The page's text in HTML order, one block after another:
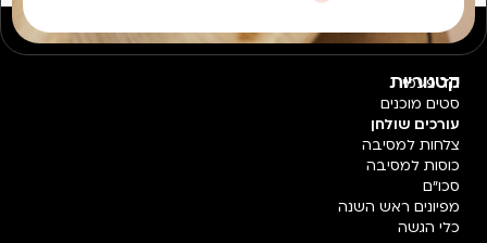
קטגוריות
חד פעמי
סטים מוכנים
עורכים שולחן
צלחות למסיבה
כוסות למסיבה
סכו"ם
מפיונים ראש השנה
כלי הגשה